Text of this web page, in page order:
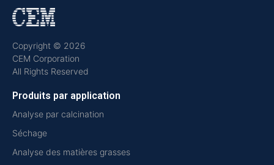
Copyright © 2026
CEM Corporation
All Rights Reserved
Produits par application
Analyse par calcination
Séchage
Analyse des matières grasses